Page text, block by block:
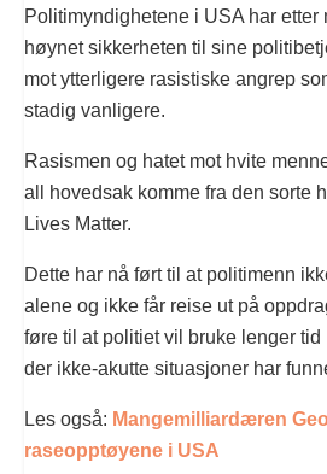
Politimyndighetene i USA har
høynet sikkerheten til sine
mot ytterligere rasistiske angrep
stadig vanligere.
Rasismen og hatet mot hvite
all hovedsak komme fra den sorte
Lives Matter.
Dette har nå ført til at politimenn
alene og ikke får reise ut på
føre til at politiet vil bruke lenger
der ikke-akutte situasjoner har
Les også: Mangemilliardæren
raseopptøyene i USA